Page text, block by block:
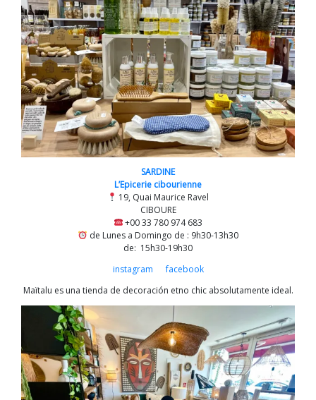
SARDINE
L’Epicerie cibourienne
19, Quai Maurice Ravel
CIBOURE
+00 33 780 974 683
de Lunes a Domingo de : 9h30-13h30
de: 15h30-19h30
instagram
facebook
Maïtalu es una tienda de decoración etno chic absolutamente ideal.